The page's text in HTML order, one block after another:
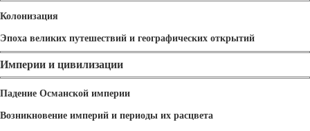
Колонизация
Эпоха великих путешествий и географических открытий
Империи и цивилизации
Падение Османской империи
Возникновение империй и периоды их расцвета